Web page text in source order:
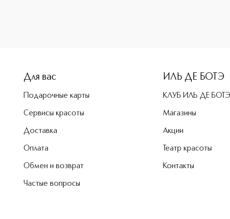
Для вас
Подарочные карты
Сервисы красоты
Доставка
Оплата
Обмен и возврат
Частые вопросы
ИЛЬ ДЕ БОТЭ
КЛУБ ИЛЬ ДЕ БОТЭ
Магазины
Акции
Театр красоты
Контакты